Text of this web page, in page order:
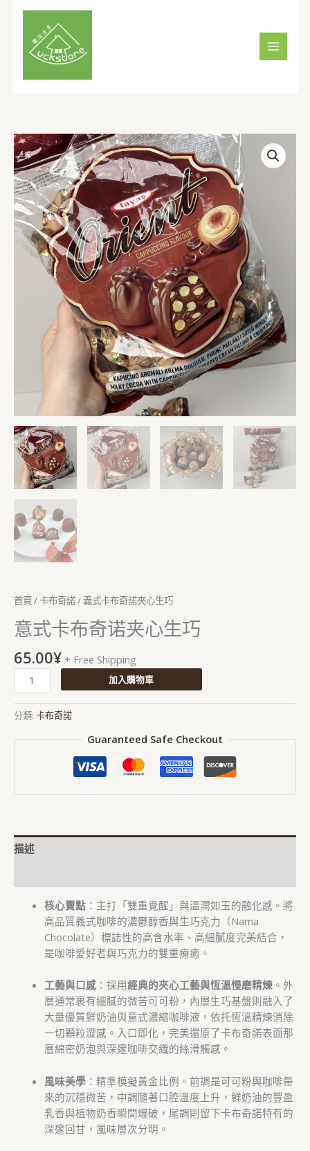
content
首頁/卡布奇諾/ 義式卡布奇諾夾心生巧
意式卡布奇诺夹心生巧
65.00¥ + Free Shipping
意
式
卡
布
奇
诺
夹
心
加入購物車
分類: 卡布奇諾
Guaranteed Safe Checkout
描述
核心賣點：主打「雙重覺醒」與溫潤如玉的融化感。將
高品質義式咖啡的濃鬱醇香與生巧克力（Nama
Chocolate）標誌性的高含水率、高細膩度完美結合，
是咖啡愛好者與巧克力的雙重療癒。
工藝與口感：採用經典的夾心工藝與恆溫慢磨精煉。外
層通常裹有細膩的微苦可可粉，內層生巧基盤則融入了
大量優質鮮奶油與意式濃縮咖啡液，依托恆溫精煉消除
一切顆粒澀感。入口即化，完美還原了卡布奇諾表面那
層綿密奶泡與深邃咖啡交織的絲滑觸感。
風味美學：精準模擬黃金比例。前調是可可粉與咖啡帶
來的沉穩微苦，中調隨著口腔溫度上升，鮮奶油的豐盈
乳香與植物奶香瞬間爆破，尾調則留下卡布奇諾特有的
深邃回甘，風味層次分明。